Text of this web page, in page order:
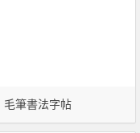
毛筆書法字帖